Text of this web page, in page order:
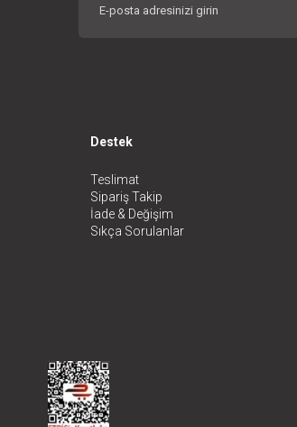
Destek
Teslimat
Sipariş Takip
İade & Değişim
Sıkça Sorulanlar